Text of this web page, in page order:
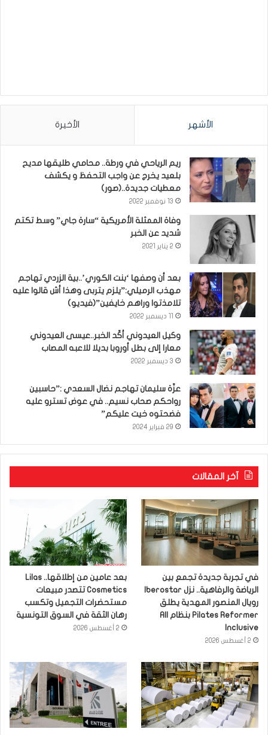
الأشهر الأخيرة
ريم الرياحي في ورطة.. محامي طليقها مديح
بلعيد يخرج عن واجب التحفظ و يكشف
معطيات جديدة..(صور)
13 نوفمبر 2022
وفاة الممثلة الأمريكية “سارة جاي” وسط تكتم
شديد عن الخبر
2 يناير 2021
بعد أن وصفها ‘بنت الكوري’..بية الزردي تهاجم
مهذب الرميلي:”يلزم يتربى وهذا أش قالوا عليه
تلامذتوا وراهم خايفين”(فيديو)
وكيل العيدوني أكّد الخبر..عيسى العيدوني
معارا إلى بطل أوروبا بديلا للاعبه المصاب
3 ديسمبر 2022
عزّة سليمان تهاجم نضال السعدي :”حاسبين
رواحكم صحاب نسيم.. في عوض تسترو عليه
فضحتوه خيت عليكم”
29 فبراير 2024
آخر المقالات
في تجربة جديدة تجمع بين
رويال المنصور المهدية يطلق
Pilates Reformer بنظام All
Inclusive
2 أغسطس 2026
بعد عامين من إطلاقها.. Lilas
Cosmetics تتصدر مبيعات
مستحضرات التجميل وتكسب
رهان الثقة في السوق التونسية
2 أغسطس 2026